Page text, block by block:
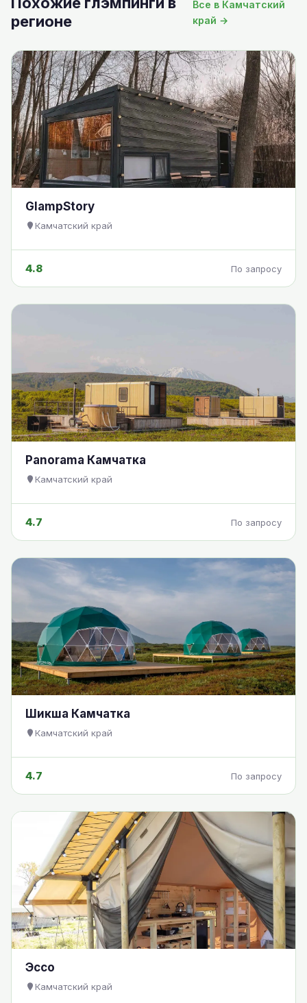
регионе
Все в Камчатский
край →
GlampStory
Камчатский край
4.8 По запросу
Panorama Камчатка
Камчатский край
4.7 По запросу
Шикша Камчатка
Камчатский край
4.7 По запросу
Эссо
Камчатский край